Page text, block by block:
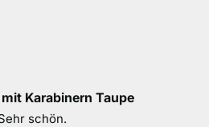
Karabinern Taupe
schön.